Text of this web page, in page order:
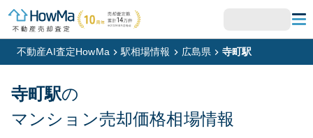
不動産AI査定HowMa 駅相場情報 広島県 寺町駅
寺町駅の
マンション売却価格相場情報